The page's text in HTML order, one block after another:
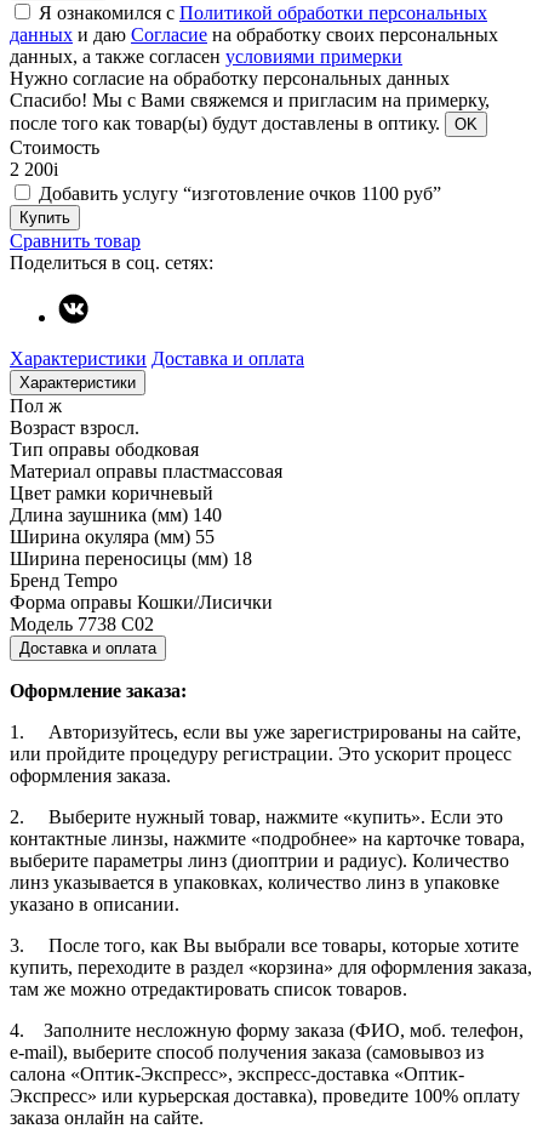
Я ознакомился с Политикой обработки персональных
данных и даю Согласие на обработку своих персональных
данных, а также согласен условиями примерки
Нужно согласие на обработку персональных данных
Спасибо! Мы с Вами свяжемся и пригласим на примерку,
после того как товар(ы) будут доставлены в оптику.
OK
Стоимость
2 200i
Добавить услугу “изготовление очков 1100 руб”
Купить
Сравнить товар
Поделиться в соц. сетях:
Характеристики Доставка и оплата
Характеристики
Пол ж
Возраст взросл.
Тип оправы ободковая
Материал оправы пластмассовая
Цвет рамки коричневый
Длина заушника (мм) 140
Ширина окуляра (мм) 55
Ширина переносицы (мм) 18
Бренд Tempo
Форма оправы Кошки/Лисички
Модель 7738 С02
Доставка и оплата
Оформление заказа:
1. Авторизуйтесь, если вы уже зарегистрированы на сайте,
или пройдите процедуру регистрации. Это ускорит процесс
оформления заказа.
2. Выберите нужный товар, нажмите «купить». Если это
контактные линзы, нажмите «подробнее» на карточке товара,
выберите параметры линз (диоптрии и радиус). Количество
линз указывается в упаковках, количество линз в упаковке
указано в описании.
3. После того, как Вы выбрали все товары, которые хотите
купить, переходите в раздел «корзина» для оформления заказа,
там же можно отредактировать список товаров.
4. Заполните несложную форму заказа (ФИО, моб. телефон,
e-mail), выберите способ получения заказа (самовывоз из
салона «Оптик-Экспресс», экспресс-доставка «Оптик-
Экспресс» или курьерская доставка), проведите 100% оплату
заказа онлайн на сайте.